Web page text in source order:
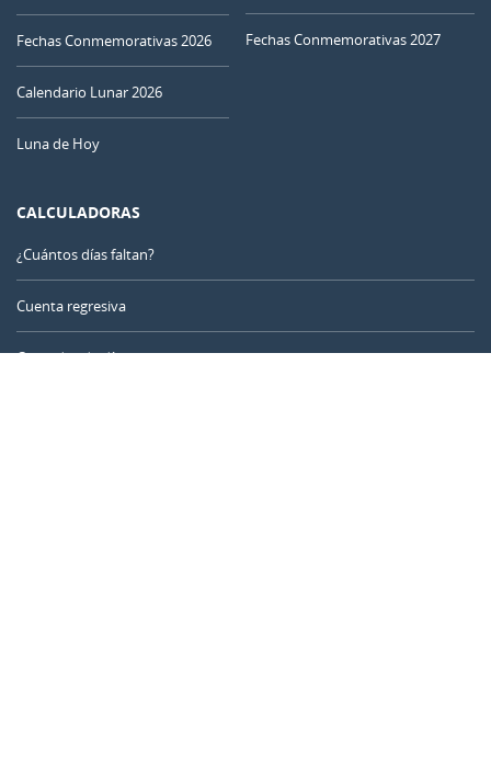
Fechas Conmemorativas 2026
Calendario Lunar 2026
Luna de Hoy
Fechas Conmemorativas 2027
CALCULADORAS
¿Cuántos días faltan?
Cuenta regresiva
Contador de días